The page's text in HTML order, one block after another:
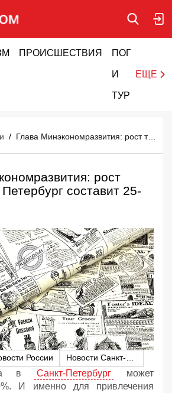
ПРОИСШЕСТВИЯ ПОГОДА
И
ТУРИЗМ
ЕЩЕ
/ Глава Минэкономразвития: рост турпотока в Петербург составит 25-30%
рост
составит 25-
России
в Санкт-Петербург
может
И именно для привлечения